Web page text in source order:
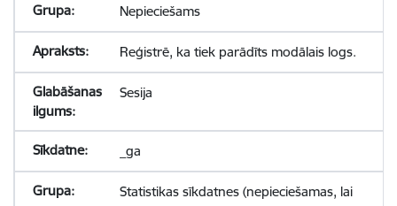
Nepieciešams
Reģistrē, ka tiek parādīts modālais logs.
Sesija
_ga
Statistikas sīkdatnes (nepieciešamas, lai